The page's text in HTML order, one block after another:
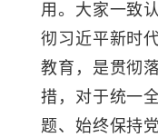
用。大家一致
彻习近平新时
教育，是贯彻
措，对于统一
题、始终保持